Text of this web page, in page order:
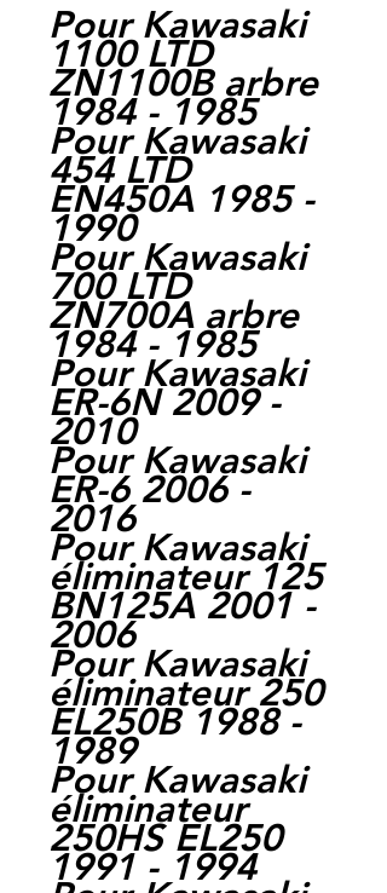
Pour Kawasaki
1100 LTD
ZN1100B arbre
1984 - 1985
Pour Kawasaki
454 LTD
EN450A 1985 -
1990
Pour Kawasaki
700 LTD
ZN700A arbre
1984 - 1985
Pour Kawasaki
ER-6N 2009 -
2010
Pour Kawasaki
ER-6 2006 -
2016
Pour Kawasaki
éliminateur 125
BN125A 2001 -
2006
Pour Kawasaki
éliminateur 250
EL250B 1988 -
1989
Pour Kawasaki
éliminateur
250HS EL250
1991 - 1994